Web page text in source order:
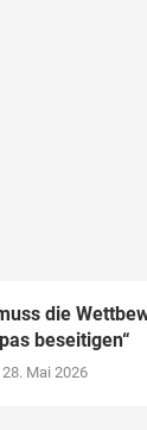
die
beseitigen“
28. Mai 2026